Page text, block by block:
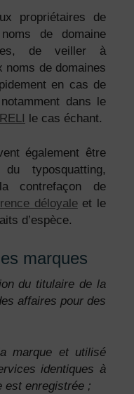
propriétaires de
de domaine
de veiller à
noms de domaines
en cas de
dans le
le cas échant.
également être
typosquatting,
contrefaçon de
déloyaleet le
d’espèce.
marques
du titulaire de la
affaires pour des
marque et utilisé
identiques à
est enregistrée ;